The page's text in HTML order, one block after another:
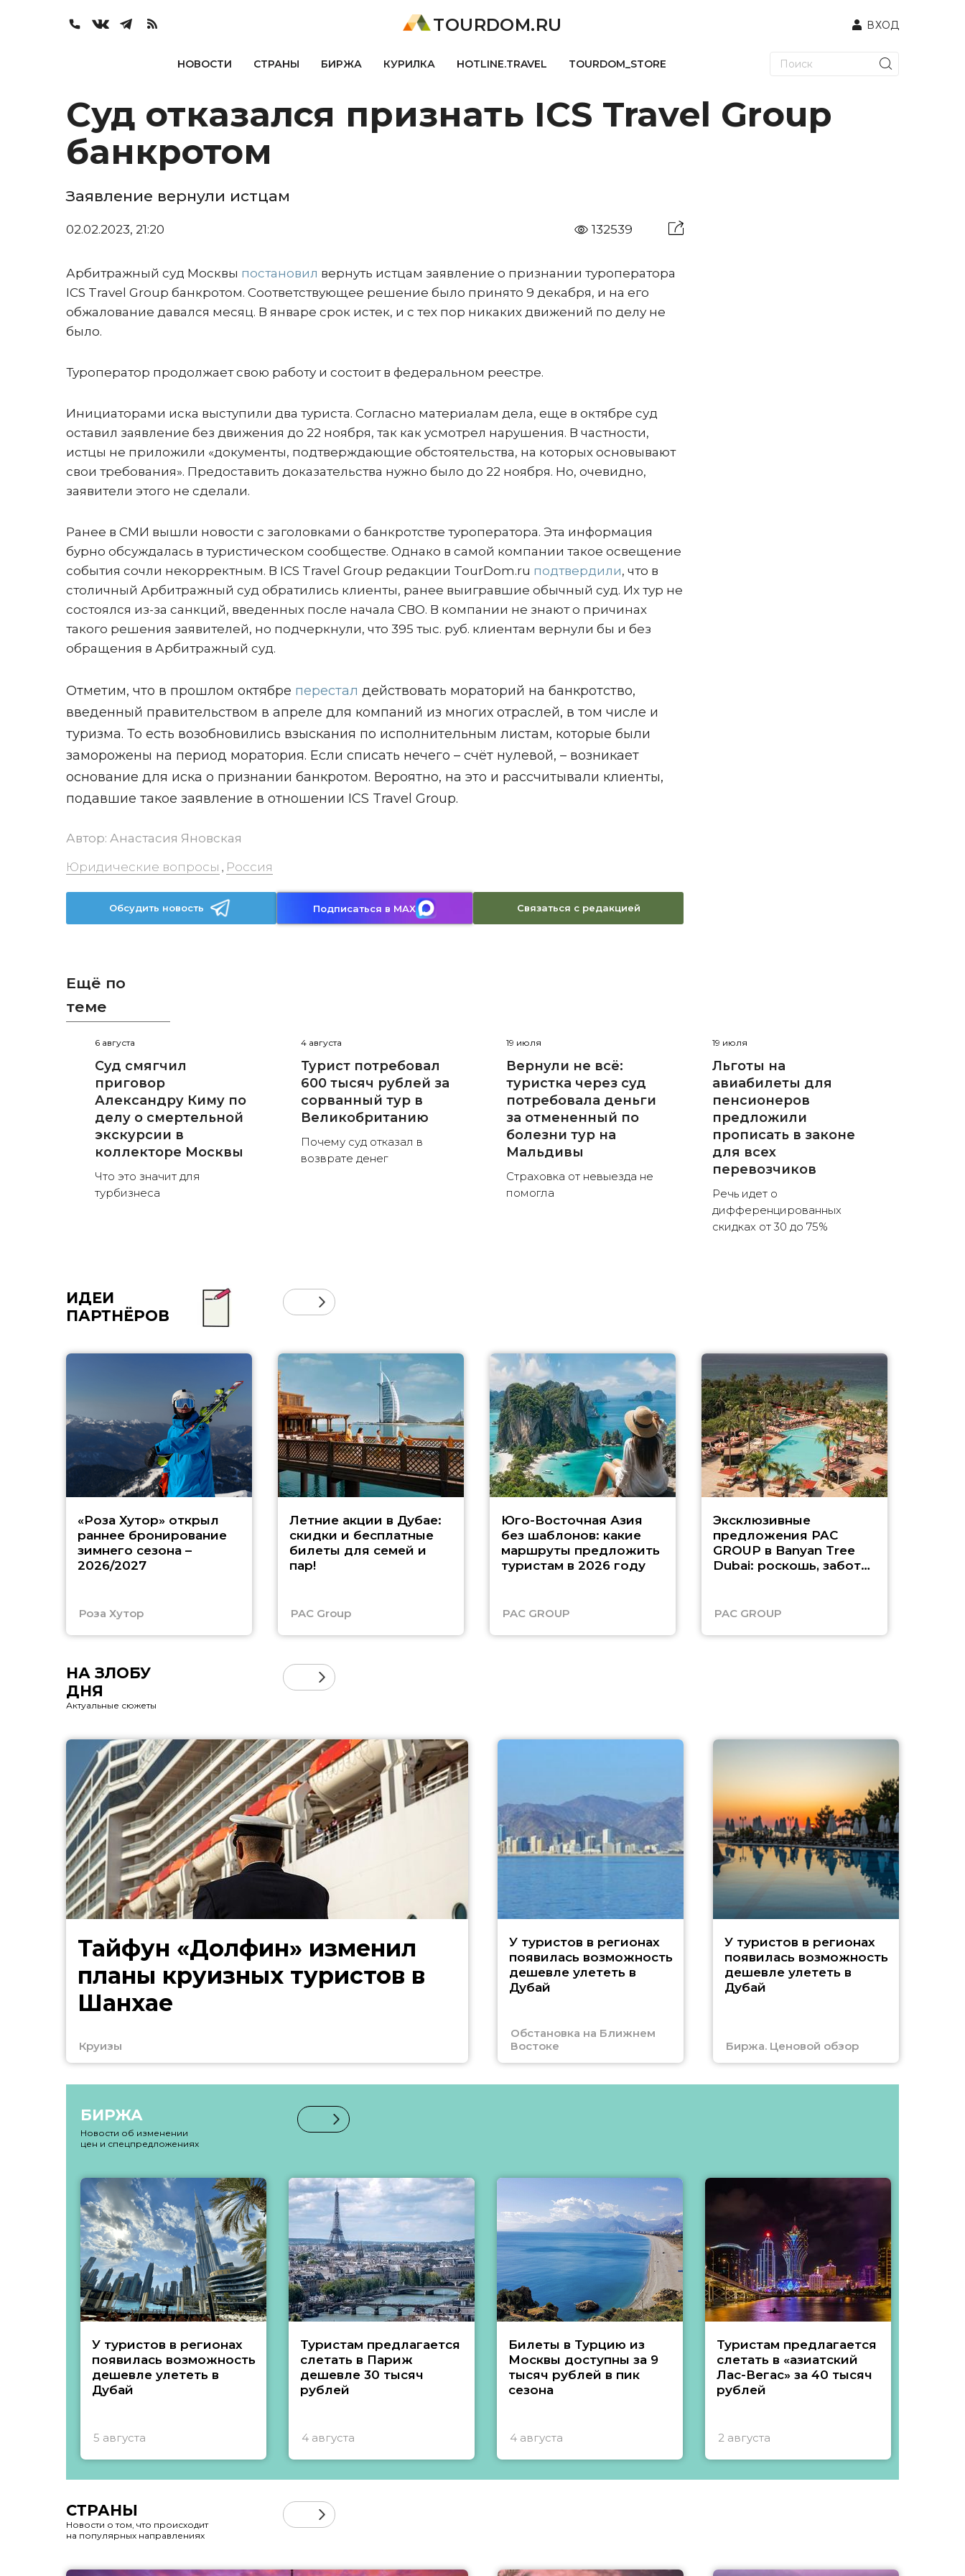
TOURDOM.RU ВХОД
НОВОСТИ СТРАНЫ БИРЖА КУРИЛКА HOTLINE.TRAVEL TOURDOM_STORE
Суд отказался признать ICS Travel Group
банкротом
Заявление вернули истцам
02.02.2023, 21:20 132539
Арбитражный суд Москвы постановил вернуть истцам заявление о признании туроператора
ICS Travel Group банкротом. Соответствующее решение было принято 9 декабря, и на его
обжалование давался месяц. В январе срок истек, и с тех пор никаких движений по делу не
было.
Туроператор продолжает свою работу и состоит в федеральном реестре.
Инициаторами иска выступили два туриста. Согласно материалам дела, еще в октябре суд
оставил заявление без движения до 22 ноября, так как усмотрел нарушения. В частности,
истцы не приложили «документы, подтверждающие обстоятельства, на которых основывают
свои требования». Предоставить доказательства нужно было до 22 ноября. Но, очевидно,
заявители этого не сделали.
Ранее в СМИ вышли новости с заголовками о банкротстве туроператора. Эта информация
бурно обсуждалась в туристическом сообществе. Однако в самой компании такое освещение
события сочли некорректным. В ICS Travel Group редакции TourDom.ru подтвердили, что в
столичный Арбитражный суд обратились клиенты, ранее выигравшие обычный суд. Их тур не
состоялся из-за санкций, введенных после начала СВО. В компании не знают о причинах
такого решения заявителей, но подчеркнули, что 395 тыс. руб. клиентам вернули бы и без
обращения в Арбитражный суд.
Отметим, что в прошлом октябре перестал действовать мораторий на банкротство,
введенный правительством в апреле для компаний из многих отраслей, в том числе и
туризма. То есть возобновились взыскания по исполнительным листам, которые были
заморожены на период моратория. Если списать нечего – счёт нулевой, – возникает
основание для иска о признании банкротом. Вероятно, на это и рассчитывали клиенты,
подавшие такое заявление в отношении ICS Travel Group.
Автор: Анастасия Яновская
Юридические вопросы , Россия
Обсудить новость Подписаться в MAX Связаться с редакцией
Ещё по
теме
6 августа
Суд смягчил
приговор
Александру Киму по
делу о смертельной
экскурсии в
коллекторе Москвы
Что это значит для
турбизнеса
4 августа
Турист потребовал
600 тысяч рублей за
сорванный тур в
Великобританию
Почему суд отказал в
возврате денег
19 июля
Вернули не всё:
туристка через суд
потребовала деньги
за отмененный по
болезни тур на
Мальдивы
Страховка от невыезда не
помогла
19 июля
Льготы на
авиабилеты для
пенсионеров
предложили
прописать в законе
для всех
перевозчиков
Речь идет о
дифференцированных
скидках от 30 до 75%
ИДЕИ
ПАРТНЁРОВ
«Роза Хутор» открыл
раннее бронирование
зимнего сезона –
2026/2027
Роза Хутор
Летние акции в Дубае:
скидки и бесплатные
билеты для семей и
пар!
PAC Group
Юго-Восточная Азия
без шаблонов: какие
маршруты предложить
туристам в 2026 году
PAC GROUP
Эксклюзивные
предложения PAC
GROUP в Banyan Tree
Dubai: роскошь, забота
PAC GROUP
НА ЗЛОБУ
ДНЯ
Актуальные сюжеты
Тайфун «Долфин» изменил
планы круизных туристов в
Шанхае
Круизы
У туристов в регионах
появилась возможность
дешевле улететь в
Дубай
Обстановка на Ближнем
Востоке
У туристов в регионах
появилась возможность
дешевле улететь в
Дубай
Биржа. Ценовой обзор
БИРЖА
Новости об изменении
цен и спецпредложениях
У туристов в регионах
появилась возможность
дешевле улететь в
Дубай
5 августа
Туристам предлагается
слетать в Париж
дешевле 30 тысяч
рублей
4 августа
Билеты в Турцию из
Москвы доступны за 9
тысяч рублей в пик
сезона
4 августа
Туристам предлагается
слетать в «азиатский
Лас-Вегас» за 40 тысяч
рублей
2 августа
СТРАНЫ
Новости о том, что происходит
на популярных направлениях